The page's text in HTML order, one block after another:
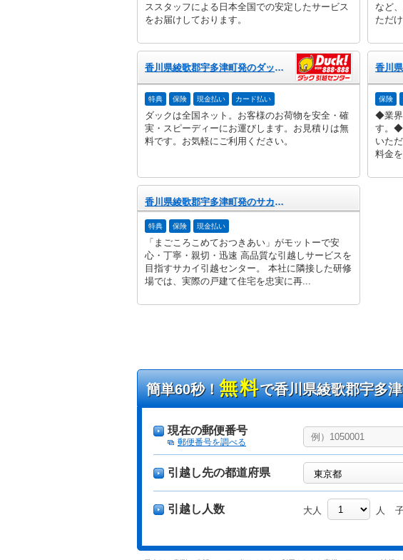
ススタッフによる日本全国での安定したサービス
をお届けしております。
など
ただ
香川県綾歌郡宇多津町発のダック引越センター
特典 保険 現金払い カード払い
ダックは全国ネット。お客様のお荷物を安全・確
実・スピーディーにお運びします。お見積りは無
料です。お気軽にご利用ください。
保険
◆業界
す。◆
いた
料金
香川県綾歌郡宇多津町発のサカイ引越センター
特典 保険 現金払い
「まごころこめておつきあい」がモットーで安
心・丁寧・親切・迅速 高品質な引越しサービスを
目指すサカイ引越センター。 本社に隣接した研修
場では、実際の戸建て住宅を忠実に再...
簡単60秒！無料で香川県綾歌郡宇多
現在の郵便番号
郵便番号を調べる
引越し先の都道府県
引越し人数 大人 人